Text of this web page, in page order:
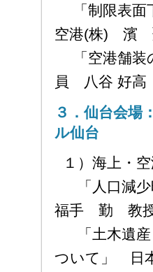
「制限表面
空港(株) 濱
「空港舗装
員 八谷 好高
３．仙台会
ル仙台
１）海上・
「人口減少
福手 勤 教
「土木遺産
ついて」 日